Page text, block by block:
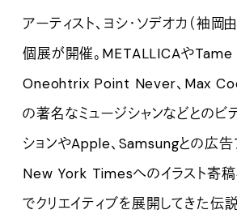
アーティスト、ヨシ・ソデオカ（袖岡
個展が開催。METALLICAやTame
Oneohtrix Point Never、Max
の著名なミュージシャンなどとのビ
ションやApple、Samsungとの広告
New York Timesへのイラスト寄
でクリエイティブを展開してきた伝